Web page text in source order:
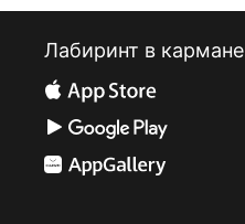
Лабиринт в кармане